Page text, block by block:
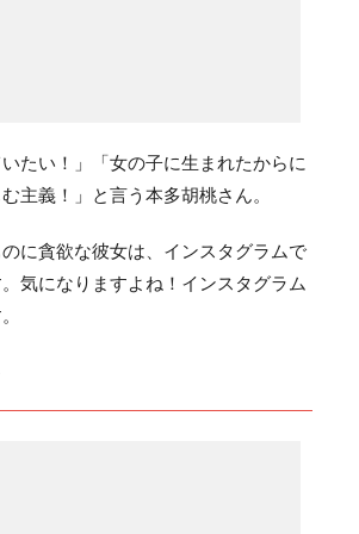
たい！」「女の子に生まれたからに
主義！」と言う本多胡桃さん。
に貪欲な彼女は、インスタグラムで
気になりますよね！インスタグラム